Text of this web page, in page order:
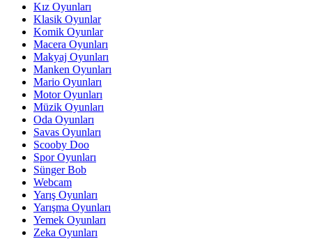
Kız Oyunları
Klasik Oyunlar
Komik Oyunlar
Macera Oyunları
Makyaj Oyunları
Manken Oyunları
Mario Oyunları
Motor Oyunları
Müzik Oyunları
Oda Oyunları
Savas Oyunları
Scooby Doo
Spor Oyunları
Sünger Bob
Webcam
Yarış Oyunları
Yarışma Oyunları
Yemek Oyunları
Zeka Oyunları